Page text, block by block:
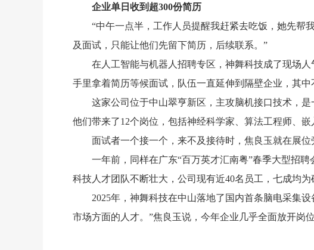
企业单日收到超300份简历
“中午一点半，工作人员提醒我赶紧去吃饭，她先帮
及面试，只能让他们先留下简历，后续联系。”
在人工智能与机器人招聘专区，神舞科技成了现场
手里拿着简历等候面试，队伍一直延伸到隔壁企业，其中
这家公司位于中山翠亨新区，主攻脑机接口技术，
他们带来了12个岗位，包括神经科学家、算法工程师、
面试者一个接一个，来不及接待时，焦良玉就在展
一年前，同样在广东“百万英才汇南粤”春季大型招
科技人才团队不断壮大，公司现有近40名员工，七成均为
2025年，神舞科技在中山落地了国内首条脑电采集
市场方面的人才。”焦良玉说，今年企业几乎全面放开岗